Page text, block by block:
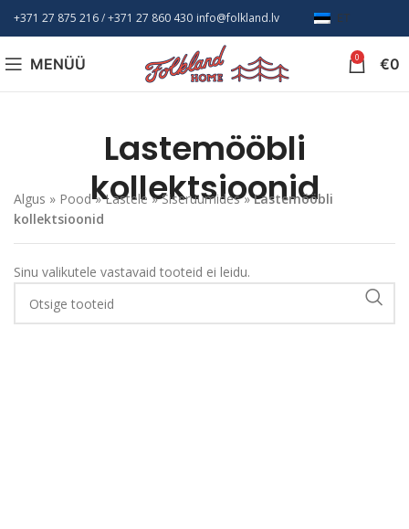
+371 27 875 216/ +371 27 860 430 info@folkland.lv ET
MENÜÜ 0 €0
Lastemööbli
kollektsioonid
Algus » Pood»Lastele»Siseruumides»Lastemööbli
kollektsioonid
Sinu valikutele vastavaid tooteid ei leidu.